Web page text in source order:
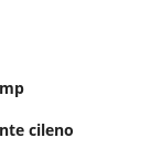
cileno